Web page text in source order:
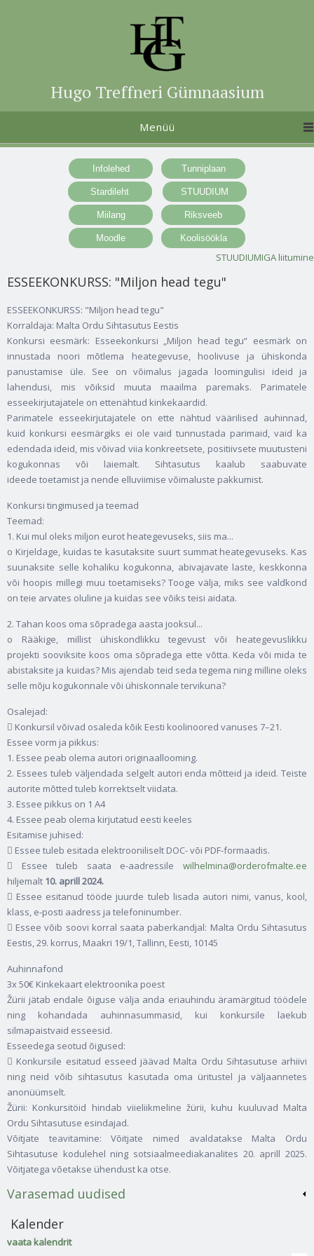
Hugo Treffneri Gümnaasium
Menüü
STUUDIUMIGA liitumine
ESSEEKONKURSS: "Miljon head tegu"
ESSEEKONKURSS: "Miljon head tegu"
Korraldaja: Malta Ordu Sihtasutus Eestis
Konkursi eesmärk: Esseekonkursi „Miljon head tegu“ eesmärk on
innustada noori mõtlema heategevuse, hoolivuse ja ühiskonda
panustamise üle. See on võimalus jagada loomingulisi ideid ja
lahendusi, mis võiksid muuta maailma paremaks. Parimatele
esseekirjutajatele on ettenähtud kinkekaardid.
Parimatele esseekirjutajatele on ette nähtud väärilised auhinnad,
kuid konkursi eesmärgiks ei ole vaid tunnustada parimaid, vaid ka
edendada ideid, mis võivad viia konkreetsete, positiivsete muutusteni
kogukonnas või laiemalt. Sihtasutus kaalub saabuvate
ideede toetamist ja nende elluviimise võimaluste pakkumist.
Konkursi tingimused ja teemad
Teemad:
1. Kui mul oleks miljon eurot heategevuseks, siis ma...
o Kirjeldage, kuidas te kasutaksite suurt summat heategevuseks. Kas
suunaksite selle kohaliku kogukonna, abivajavate laste, keskkonna
või hoopis millegi muu toetamiseks? Tooge välja, miks see valdkond
on teie arvates oluline ja kuidas see võiks teisi aidata.
2. Tahan koos oma sõpradega aasta jooksul...
o Rääkige, millist ühiskondlikku tegevust või heategevuslikku
projekti sooviksite koos oma sõpradega ette võtta. Keda või mida te
abistaksite ja kuidas? Mis ajendab teid seda tegema ning milline oleks
selle mõju kogukonnale või ühiskonnale tervikuna?
Osalejad:
 Konkursil võivad osaleda kõik Eesti koolinoored vanuses 7–21.
Essee vorm ja pikkus:
1. Essee peab olema autori originaallooming.
2. Essees tuleb väljendada selgelt autori enda mõtteid ja ideid. Teiste
autorite mõtted tuleb korrektselt viidata.
3. Essee pikkus on 1 A4
4. Essee peab olema kirjutatud eesti keeles
Esitamise juhised:
 Essee tuleb esitada elektrooniliselt DOC- või PDF-formaadis.
 Essee tuleb saata e-aadressile wilhelmina@orderofmalte.ee
hiljemalt 10. aprill 2024.
 Essee esitanud tööde juurde tuleb lisada autori nimi, vanus, kool,
klass, e-posti aadress ja telefoninumber.
 Essee võib soovi korral saata paberkandjal: Malta Ordu Sihtasutus
Eestis, 29. korrus, Maakri 19/1, Tallinn, Eesti, 10145
Auhinnafond
3x 50€ Kinkekaart elektroonika poest
Žürii jätab endale õiguse välja anda eriauhindu äramärgitud töödele
ning kohandada auhinnasummasid, kui konkursile laekub
silmapaistvaid esseesid.
Esseedega seotud õigused:
 Konkursile esitatud esseed jäävad Malta Ordu Sihtasutuse arhiivi
ning neid võib sihtasutus kasutada oma üritustel ja väljaannetes
anonüümselt.
Žürii: Konkursitöid hindab viieliikmeline žürii, kuhu kuuluvad Malta
Ordu Sihtasutuse esindajad.
Võitjate teavitamine: Võitjate nimed avaldatakse Malta Ordu
Sihtasutuse kodulehel ning sotsiaalmeediakanalites 20. aprill 2025.
Võitjatega võetakse ühendust ka otse.
Varasemad uudised
Kalender
vaata kalendrit